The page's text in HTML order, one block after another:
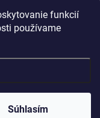
funkcií
používame
Súhlasím
| Upraviť nastavenie